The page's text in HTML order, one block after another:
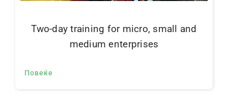
Two-day training for micro, small and
medium enterprises
Повеќе